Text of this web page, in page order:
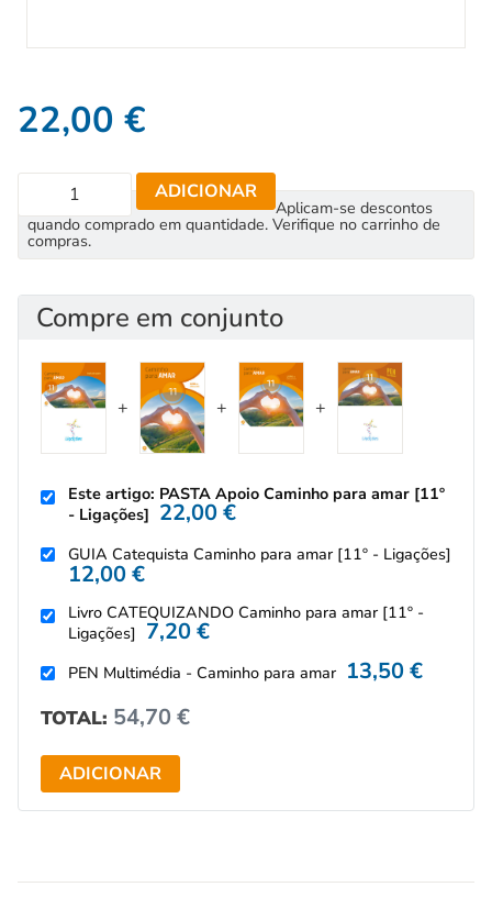
22,00 €
ADICIONAR
Aplicam-se descontos
quando comprado em quantidade. Verifique no carrinho de
compras.
Compre em conjunto
Este artigo: PASTA Apoio Caminho para amar [11º
- Ligações] 22,00€
GUIA Catequista Caminho para amar [11º - Ligações]
12,00€
Livro CATEQUIZANDO Caminho para amar [11º -
Ligações] 7,20€
PEN Multimédia - Caminho para amar 13,50€
TOTAL: 54,70 €
ADICIONAR